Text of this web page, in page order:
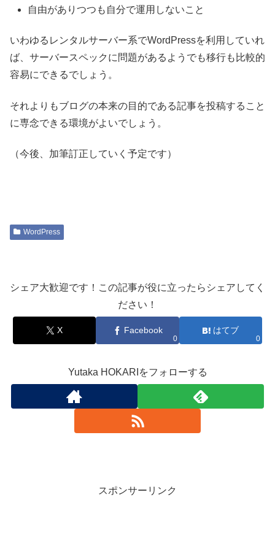
自由がありつつも自分で運用しないこと
いわゆるレンタルサーバー系でWordPressを利用していれ
ば、サーバースペックに問題があるようでも移行も比較的
容易にできるでしょう。
それよりもブログの本来の目的である記事を投稿すること
に専念できる環境がよいでしょう。
（今後、加筆訂正していく予定です）
WordPress
シェア大歓迎です！この記事が役に立ったらシェアしてく
ださい！
X Facebook
0
はてブ
0
Yutaka HOKARIをフォローする
スポンサーリンク